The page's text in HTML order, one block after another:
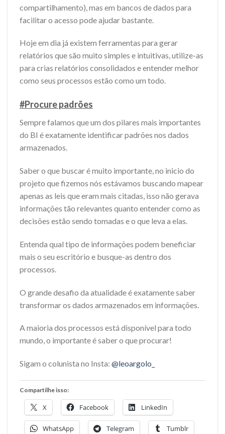
compartilhamento), mas em bancos de dados para
facilitar o acesso pode ajudar bastante.
Hoje em dia já existem ferramentas para gerar
relatórios que são muito simples e intuitivas, utilize-as
para crias relatórios consolidados e entender melhor
como seus processos estão como um todo.
#Procure padrões
Sempre falamos que um dos pilares mais importantes
do BI é exatamente identificar padrões nos dados
armazenados.
Saber o que buscar é muito importante, no inicio do
projeto que fizemos nós estávamos buscando mapear
apenas as leis que eram mais citadas, isso não gerava
informações tão relevantes quanto entender como as
decisões estão sendo tomadas e o que leva a elas.
Entenda qual tipo de informações podem beneficiar
mais o seu escritório e busque-as dentro dos
processos.
O grande desafio da atualidade é exatamente saber
transformar os dados armazenados em informações.
A maioria dos processos está disponível para todo
mundo, o importante é saber o que procurar!
Sigam o colunista no Insta: @leoargolo_
Compartilhe isso:
X Facebook LinkedIn
WhatsApp Telegram Tumblr